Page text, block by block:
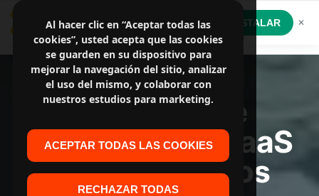
Al hacer clic en “Aceptar todas las
cookies”, usted acepta que las cookies
se guarden en su dispositivo para
mejorar la navegación del sitio, analizar
el uso del mismo, y colaborar con
nuestros estudios para marketing.
ACEPTAR TODAS LAS COOKIES
RECHAZAR TODAS
Software a medida INSTALAR ✕
Servicios de
desarrollo de SaaS
personalizados